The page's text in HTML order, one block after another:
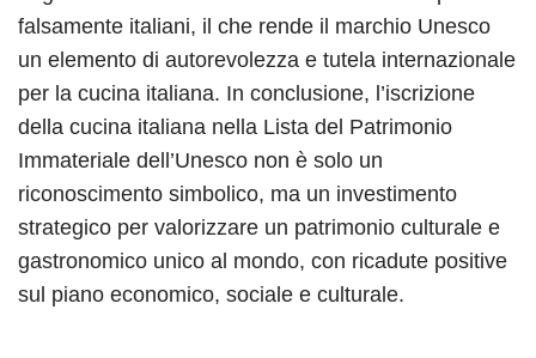
falsamente italiani, il che rende il marchio Unesco
un elemento di autorevolezza e tutela internazionale
per la cucina italiana. In conclusione, l’iscrizione
della cucina italiana nella Lista del Patrimonio
Immateriale dell’Unesco non è solo un
riconoscimento simbolico, ma un investimento
strategico per valorizzare un patrimonio culturale e
gastronomico unico al mondo, con ricadute positive
sul piano economico, sociale e culturale.